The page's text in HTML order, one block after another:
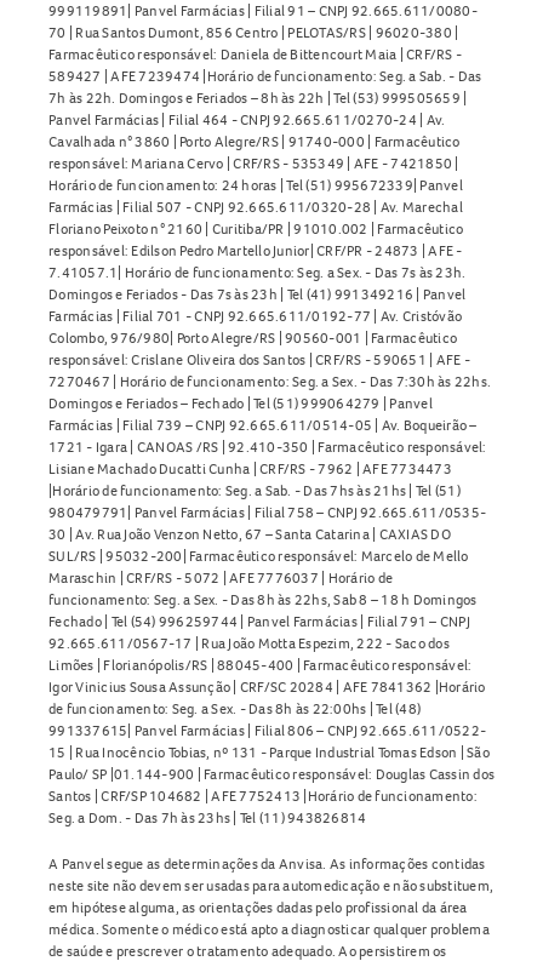
999119891| Panvel Farmácias | Filial 91 – CNPJ 92.665.611/0080-
70 | Rua Santos Dumont, 856 Centro | PELOTAS/RS | 96020-380 |
Farmacêutico responsável: Daniela de Bittencourt Maia | CRF/RS -
589427 | AFE 7239474 |Horário de funcionamento: Seg. a Sab. - Das
7h às 22h. Domingos e Feriados – 8h às 22h | Tel (53) 999505659 |
Panvel Farmácias | Filial 464 - CNPJ 92.665.611/0270-24 | Av.
Cavalhada n° 3860 | Porto Alegre/RS | 91740-000 | Farmacêutico
responsável: Mariana Cervo | CRF/RS - 535349 | AFE - 7421850 |
Horário de funcionamento: 24 horas | Tel (51) 995672339| Panvel
Farmácias | Filial 507 - CNPJ 92.665.611/0320-28 | Av. Marechal
Floriano Peixoto n° 2160 | Curitiba/PR | 91010.002 | Farmacêutico
responsável: Edilson Pedro Martello Junior| CRF/PR - 24873 | AFE -
7.41057.1| Horário de funcionamento: Seg. a Sex. - Das 7s às 23h.
Domingos e Feriados - Das 7s às 23h | Tel (41) 991349216 | Panvel
Farmácias | Filial 701 - CNPJ 92.665.611/0192-77 | Av. Cristóvão
Colombo, 976/980| Porto Alegre/RS | 90560-001 | Farmacêutico
responsável: Crislane Oliveira dos Santos | CRF/RS - 590651 | AFE -
7270467 | Horário de funcionamento: Seg. a Sex. - Das 7:30h às 22hs.
Domingos e Feriados – Fechado | Tel (51) 999064279 | Panvel
Farmácias | Filial 739 – CNPJ 92.665.611/0514-05 | Av. Boqueirão –
1721 - Igara | CANOAS /RS | 92.410-350 | Farmacêutico responsável:
Lisiane Machado Ducatti Cunha | CRF/RS - 7962 | AFE 7734473
|Horário de funcionamento: Seg. a Sab. - Das 7hs às 21hs | Tel (51)
980479791| Panvel Farmácias | Filial 758 – CNPJ 92.665.611/0535-
30 | Av. Rua João Venzon Netto, 67 – Santa Catarina | CAXIAS DO
SUL/RS | 95032-200| Farmacêutico responsável: Marcelo de Mello
Maraschin | CRF/RS - 5072 | AFE 7776037 | Horário de
funcionamento: Seg. a Sex. - Das 8h às 22hs, Sab 8 – 18 h Domingos
Fechado | Tel (54) 996259744 | Panvel Farmácias | Filial 791 – CNPJ
92.665.611/0567-17 | Rua João Motta Espezim, 222 - Saco dos
Limões | Florianópolis/RS | 88045-400 | Farmacêutico responsável:
Igor Vinicius Sousa Assunção | CRF/SC 20284 | AFE 7841362 |Horário
de funcionamento: Seg. a Sex. - Das 8h às 22:00hs | Tel (48)
991337615| Panvel Farmácias | Filial 806 – CNPJ 92.665.611/0522-
15 | Rua Inocêncio Tobias, nº 131 - Parque Industrial Tomas Edson | São
Paulo/ SP |01.144-900 | Farmacêutico responsável: Douglas Cassin dos
Santos | CRF/SP 104682 | AFE 7752413 |Horário de funcionamento:
Seg. a Dom. - Das 7h às 23hs | Tel (11) 943826814
A Panvel segue as determinações da Anvisa. As informações contidas
neste site não devem ser usadas para automedicação e não substituem,
em hipótese alguma, as orientações dadas pelo profissional da área
médica. Somente o médico está apto a diagnosticar qualquer problema
de saúde e prescrever o tratamento adequado. Ao persistirem os